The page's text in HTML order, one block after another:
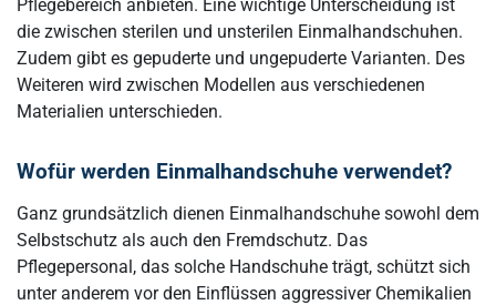
Pflegebereich anbieten. Eine wichtige Unterscheidung ist
die zwischen sterilen und unsterilen Einmalhandschuhen.
Zudem gibt es gepuderte und ungepuderte Varianten. Des
Weiteren wird zwischen Modellen aus verschiedenen
Materialien unterschieden.
Wofür werden Einmalhandschuhe verwendet?
Ganz grundsätzlich dienen Einmalhandschuhe sowohl dem
Selbstschutz als auch den Fremdschutz. Das
Pflegepersonal, das solche Handschuhe trägt, schützt sich
unter anderem vor den Einflüssen aggressiver Chemikalien